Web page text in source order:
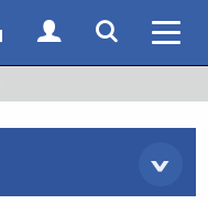
web
Acceso Socios
Acceso